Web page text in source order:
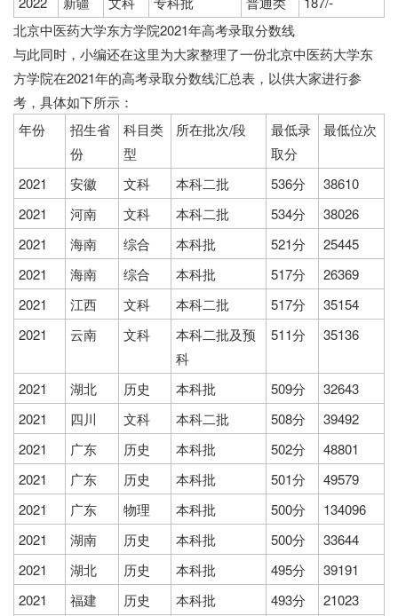
北京中医药大学东方学院2021年高考录取分数线
与此同时，小编还在这里为大家整理了一份北京中医药大学东
方学院在2021年的高考录取分数线汇总表，以供大家进行参
考，具体如下所示：
年份
招生省
份
科目类
型
所在批次/段
最低录
取分
最低位次
2021 安徽 文科 本科二批 536分
38610
2021
河南 文科 本科二批 534分
38026
2021
海南 综合 本科批 521分
25445
2021
海南 综合 本科批 517分
26369
2021
江西 文科 本科二批 517分
35154
2021
云南 文科
本科二批及预
科
511分 35136
2021 湖北 历史 本科批 509分
32643
2021
四川 文科 本科二批 508分
39492
2021
广东 历史 本科批 502分
48801
2021
广东 历史 本科批 501分
49579
2021
广东 物理 本科批 500分
134096
2021
湖南 历史 本科批 500分
33644
2021
湖北 历史 本科批 495分
39191
2021
福建 历史 本科批 493分
21023